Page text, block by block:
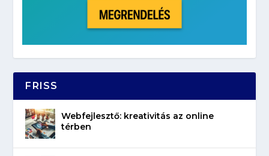
FRISS
Webfejlesztő: kreativitás az online
térben